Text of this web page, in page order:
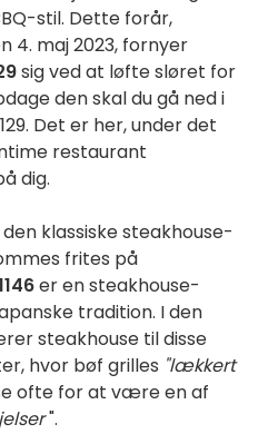
stil. Dette forår,
maj 2023, fornyer
sig ved at løfte sløret for
den skal du gå ned i
Det er her, under det
restaurant
dig.
klassiske steakhouse-
frites på
er en steakhouse-
tradition. I den
steakhouse til disse
hvor bøf grilles "lækkert
ofte for at være en af
".